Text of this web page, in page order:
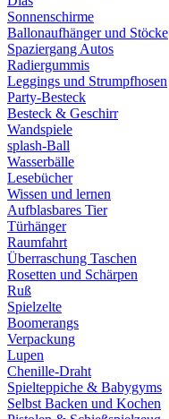
Sonnenschirme
Ballonaufhänger und Stöcke
Spaziergang Autos
Radiergummis
Leggings und Strumpfhosen
Party-Besteck
Besteck & Geschirr
Wandspiele
splash-Ball
Wasserbälle
Lesebücher
Wissen und lernen
Aufblasbares Tier
Türhänger
Raumfahrt
Überraschung Taschen
Rosetten und Schärpen
Ruß
Spielzelte
Boomerangs
Verpackung
Lupen
Chenille-Draht
Spielteppiche & Babygyms
Selbst Backen und Kochen